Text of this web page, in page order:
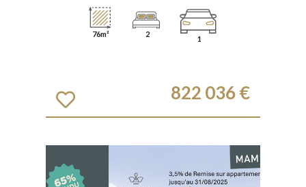
76m² 2
1
822 036 €